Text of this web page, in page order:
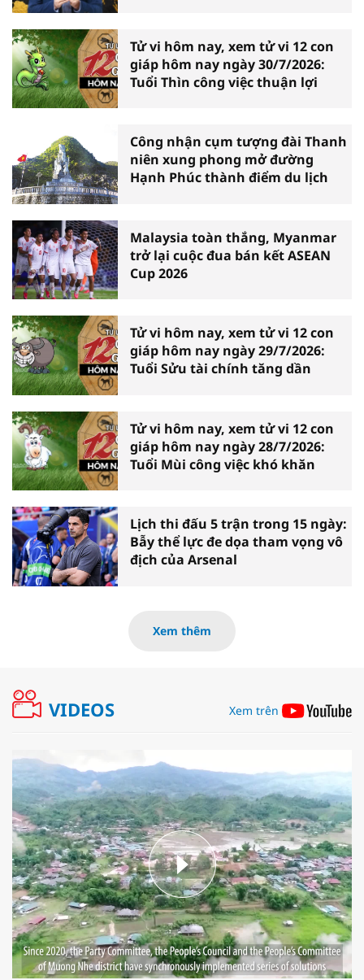
Tử vi hôm nay, xem tử vi 12 con
giáp hôm nay ngày 30/7/2026:
Tuổi Thìn công việc thuận lợi
Công nhận cụm tượng đài Thanh
niên xung phong mở đường
Hạnh Phúc thành điểm du lịch
Malaysia toàn thắng, Myanmar
trở lại cuộc đua bán kết ASEAN
Cup 2026
Tử vi hôm nay, xem tử vi 12 con
giáp hôm nay ngày 29/7/2026:
Tuổi Sửu tài chính tăng dần
Tử vi hôm nay, xem tử vi 12 con
giáp hôm nay ngày 28/7/2026:
Tuổi Mùi công việc khó khăn
Lịch thi đấu 5 trận trong 15 ngày:
Bẫy thể lực đe dọa tham vọng vô
địch của Arsenal
Xem thêm
VIDEOS Xem trên